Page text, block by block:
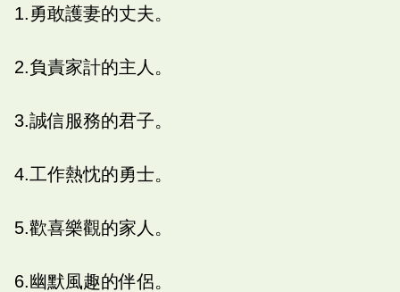
1.勇敢護妻的丈夫。
2.負責家計的主人。
3.誠信服務的君子。
4.工作熱忱的勇士。
5.歡喜樂觀的家人。
6.幽默風趣的伴侶。